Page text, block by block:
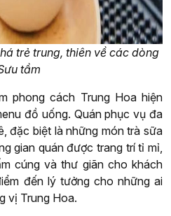
trẻ trung, thiên về các dòng
tầm
phong cách Trung Hoa hiện
đồ uống. Quán phục vụ đa
đặc biệt là những món trà sữa
gian quán được trang trí tỉ mỉ,
cúng và thư giãn cho khách
đến lý tưởng cho những ai
vị Trung Hoa.